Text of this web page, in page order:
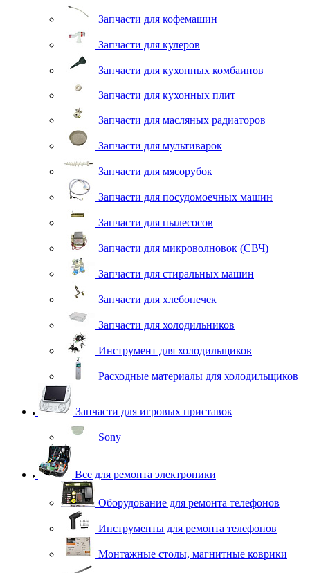
Запчасти для кофемашин
Запчасти для кулеров
Запчасти для кухонных комбаинов
Запчасти для кухонных плит
Запчасти для масляных радиаторов
Запчасти для мультиварок
Запчасти для мясорубок
Запчасти для посудомоечных машин
Запчасти для пылесосов
Запчасти для микроволновок (СВЧ)
Запчасти для стиральных машин
Запчасти для хлебопечек
Запчасти для холодильников
Инструмент для холодильщиков
Расходные материалы для холодильщиков
Запчасти для игровых приставок
Sony
Все для ремонта электроники
Оборудование для ремонта телефонов
Инструменты для ремонта телефонов
Монтажные столы, магнитные коврики